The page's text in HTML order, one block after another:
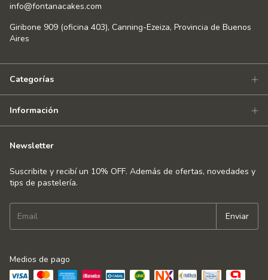
info@fontanacakes.com
Giribone 909 (oficina 403), Canning-Ezeiza, Provincia de Buenos
Aires
Categorías
Información
Newsletter
Suscribite y recibí un 10% OFF. Además de ofertas, novedades y
tips de pastelería.
Medios de pago